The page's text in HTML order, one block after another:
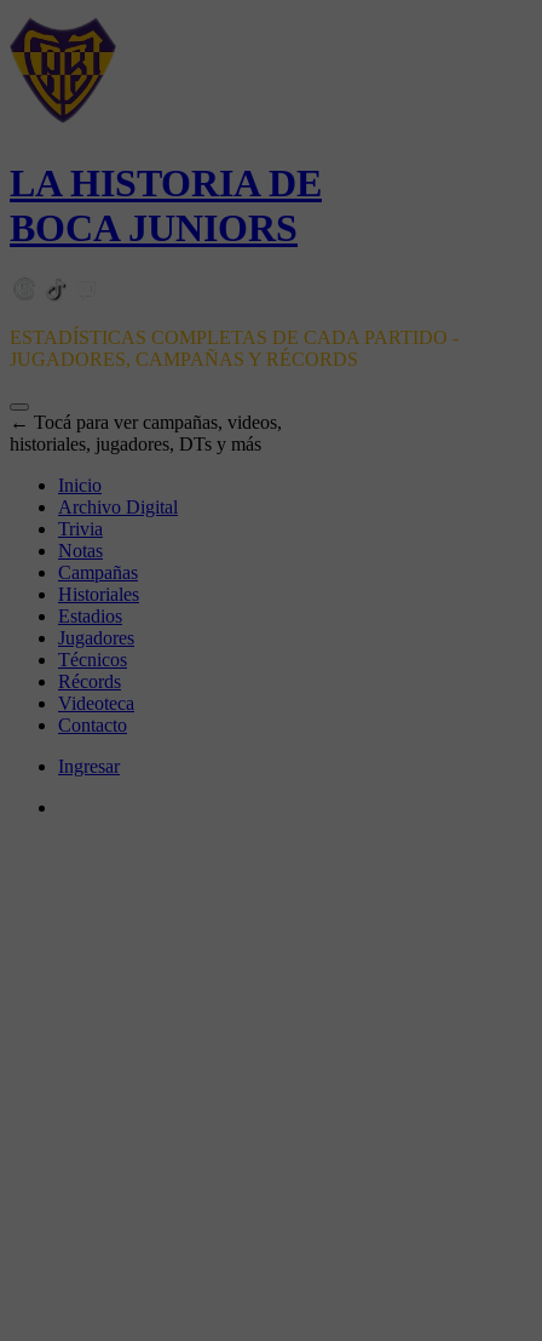
LA HISTORIA DE
BOCA JUNIORS
ESTADÍSTICAS COMPLETAS DE CADA PARTIDO -
JUGADORES, CAMPAÑAS Y RÉCORDS
← Tocá para ver campañas, videos,
historiales, jugadores, DTs y más
Inicio
Archivo Digital
Trivia
Notas
Campañas
Historiales
Estadios
Jugadores
Técnicos
Récords
Videoteca
Contacto
Ingresar